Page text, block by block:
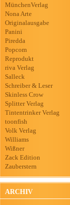
MünchenVerlag
Nona Arte
Originalausgabe
Panini
Piredda
Popcom
Reprodukt
riva Verlag
Salleck
Schreiber & Leser
Skinless Crow
Splitter Verlag
Tintentrinker Verlag
toonfish
Volk Verlag
Williams
Wißner
Zack Edition
Zauberstern
ARCHIV